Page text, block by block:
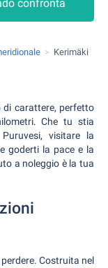
confronta
Kerimäki
di carattere, perfetto
Che tu stia
visitare la
goderti la pace e la
a noleggio è la tua
Costruita nel